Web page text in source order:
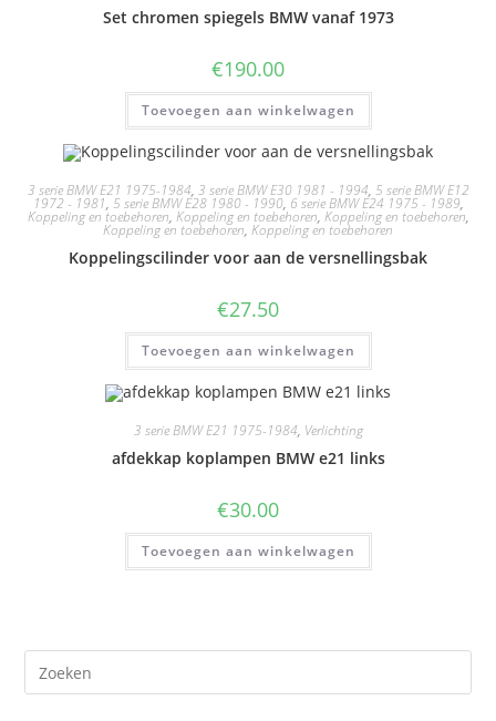
Set chromen spiegels BMW vanaf 1973
€190.00
Toevoegen aan winkelwagen
3 serie BMW E21 1975-1984, 3 serie BMW E30 1981 - 1994, 5 serie BMW E12
1972 - 1981, 5 serie BMW E28 1980 - 1990, 6 serie BMW E24 1975 - 1989,
Koppeling en toebehoren, Koppeling en toebehoren, Koppeling en toebehoren,
Koppeling en toebehoren, Koppeling en toebehoren
Koppelingscilinder voor aan de versnellingsbak
€27.50
Toevoegen aan winkelwagen
3 serie BMW E21 1975-1984, Verlichting
afdekkap koplampen BMW e21 links
€30.00
Toevoegen aan winkelwagen